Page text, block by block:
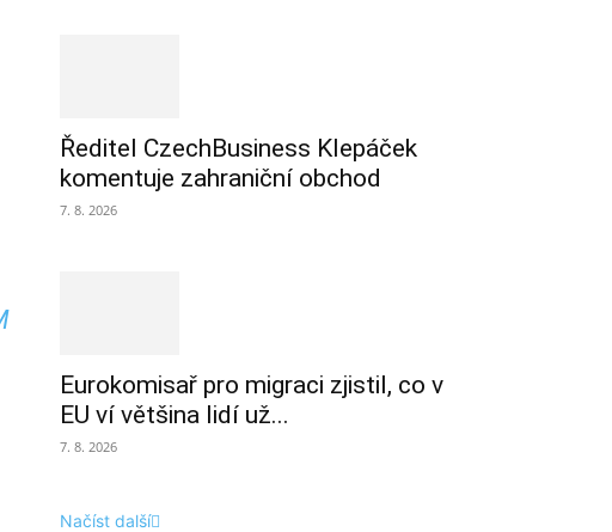
Ředitel CzechBusiness Klepáček
komentuje zahraniční obchod
7. 8. 2026
Eurokomisař pro migraci zjistil, co v
EU ví většina lidí už...
7. 8. 2026
Načíst další